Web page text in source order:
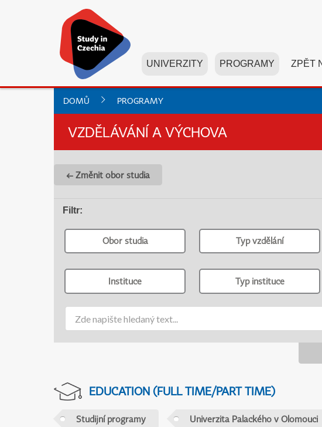
UNIVERZITY PROGRAMY ZPĚT
DOMŮ PROGRAMY
VZDĚLÁVÁNÍ A VÝCHOVA
← Změnit obor studia
Filtr:
Obor studia Typ vzdělání
Instituce Typ instituce
EDUCATION (FULL TIME/PART TIME)
Studijní programy Univerzita Palackého v Olomouci